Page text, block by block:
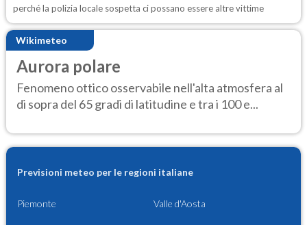
perché la polizia locale sospetta ci possano essere altre vittime
Wikimeteo
Aurora polare
Fenomeno ottico osservabile nell'alta atmosfera al
di sopra del 65 gradi di latitudine e tra i 100 e...
Previsioni meteo per le regioni italiane
Piemonte Valle d'Aosta